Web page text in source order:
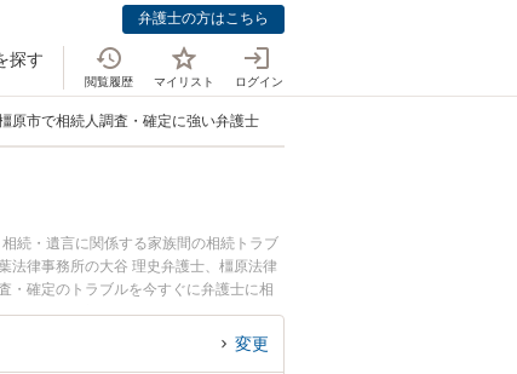
弁護士の方はこちら
探す
閲覧履歴 マイリスト ログイン
原市で相続人調査・確定に強い弁護士
続・遺言に関係する家族間の相続トラブ
法律事務所の大谷 理史弁護士、橿原法律
・確定のトラブルを今すぐに弁護士に相
できる橿原市内の弁護士に相談予約した
変更